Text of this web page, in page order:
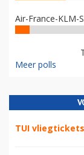
Air-France-KLM-
Meer polls
TUI vliegtickets